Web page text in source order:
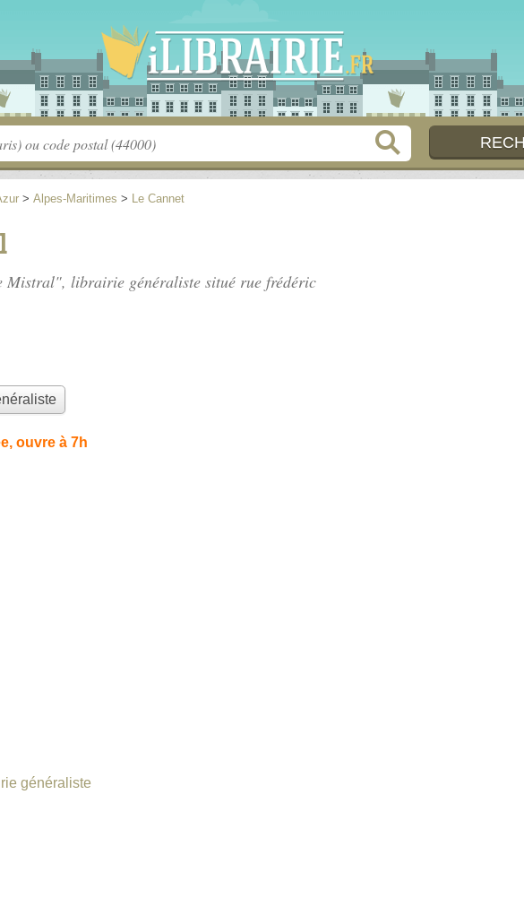
> Alpes-Maritimes > Le Cannet
Mistral", librairie généraliste situé rue frédéric
ouvre à 7h
généraliste